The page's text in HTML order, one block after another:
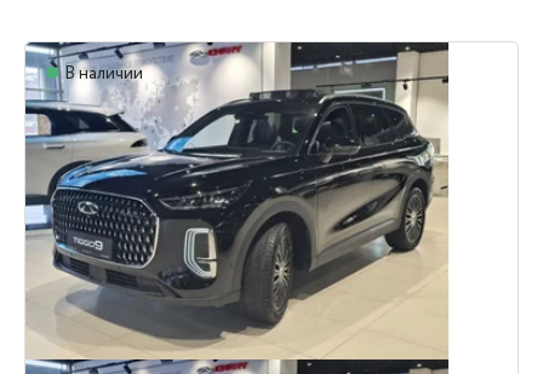
В наличии